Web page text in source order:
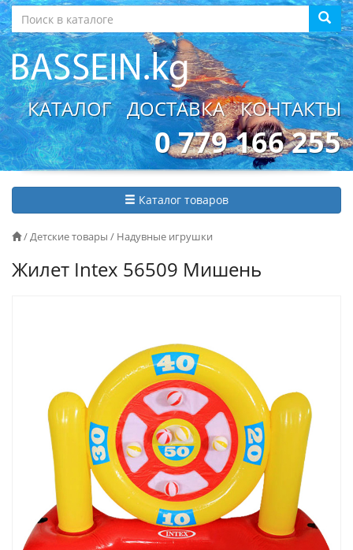
КАТАЛОГ ДОСТАВКА КОНТАКТЫ
0 779 166 255
Каталог товаров
/Детские товары / Надувные игрушки
Жилет Intex 56509 Мишень